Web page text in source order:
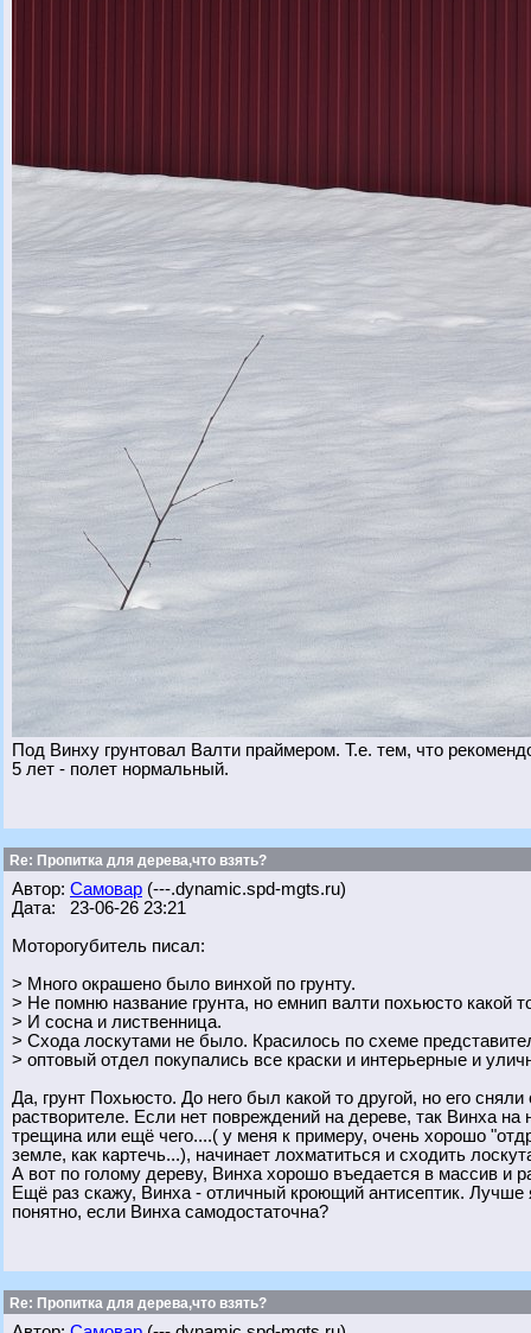
Под Винху грунтовал Валти праймером. Т.е. тем, что
5 лет - полет нормальный.
Re: Пропитка для дерева,что взять?
Автор: Самовар (---.dynamic.spd-mgts.ru)
Дата: 23-06-26 23:21
Моторогубитель писал:
> Много окрашено было винхой по грунту.
> Не помню название грунта, но емнип валти похьюсто какой
> И сосна и лиственница.
> Схода лоскутами не было. Красилось по схеме
> оптовый отдел покупались все краски и интерьерные и
Да, грунт Похьюсто. До него был какой то другой, но его
растворителе. Если нет повреждений на дереве, так Винха
трещина или ещё чего....( у меня к примеру, очень хорошо
земле, как картечь...), начинает лохматиться и сходить
А вот по голому дереву, Винха хорошо въедается в массив и
Ещё раз скажу, Винха - отличный кроющий антисептик. Лучше
понятно, если Винха самодостаточна?
Re: Пропитка для дерева,что взять?